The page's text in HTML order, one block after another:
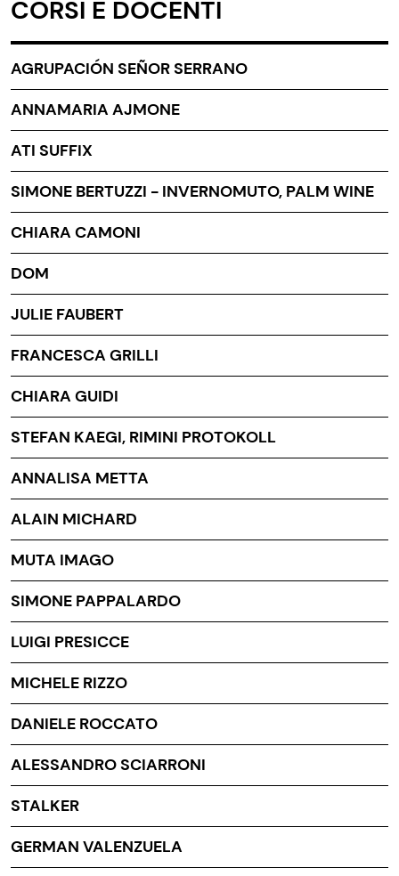
CORSI E DOCENTI
AGRUPACIÓN SEÑOR SERRANO
ANNAMARIA AJMONE
ATI SUFFIX
SIMONE BERTUZZI - INVERNOMUTO, PALM WINE
CHIARA CAMONI
DOM
JULIE FAUBERT
FRANCESCA GRILLI
CHIARA GUIDI
STEFAN KAEGI, RIMINI PROTOKOLL
ANNALISA METTA
ALAIN MICHARD
MUTA IMAGO
SIMONE PAPPALARDO
LUIGI PRESICCE
MICHELE RIZZO
DANIELE ROCCATO
ALESSANDRO SCIARRONI
STALKER
GERMAN VALENZUELA